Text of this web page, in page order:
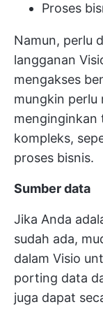
Proses
Namun, perlu
langganan
mengakses
mungkin perlu
menginginkan
kompleks,
proses bisnis.
Sumber data
Jika Anda
sudah ada,
dalam Visio
porting data
juga dapat